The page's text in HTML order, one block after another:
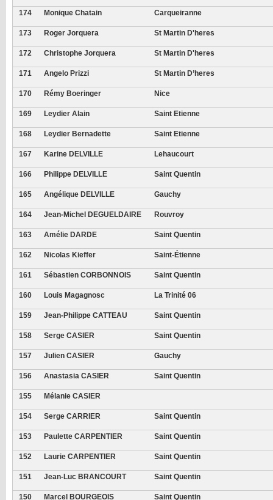
174 Monique Chatain Carqueiranne
173 Roger Jorquera St Martin D'heres
172 Christophe Jorquera St Martin D'heres
171 Angelo Prizzi St Martin D’heres
170 Rémy Boeringer Nice
169 Leydier Alain Saint Etienne
168 Leydier Bernadette Saint Etienne
167 Karine DELVILLE Lehaucourt
166 Philippe DELVILLE Saint Quentin
165 Angélique DELVILLE Gauchy
164 Jean-Michel DEGUELDAIRE Rouvroy
163 Amélie DARDE Saint Quentin
162 Nicolas Kieffer Saint-Étienne
161 Sébastien CORBONNOIS Saint Quentin
160 Louis Magagnosc La Trinité 06
159 Jean-Philippe CATTEAU Saint Quentin
158 Serge CASIER Saint Quentin
157 Julien CASIER Gauchy
156 Anastasia CASIER Saint Quentin
155 Mélanie CASIER
154 Serge CARRIER Saint Quentin
153 Paulette CARPENTIER Saint Quentin
152 Laurie CARPENTIER Saint Quentin
151 Jean-Luc BRANCOURT Saint Quentin
150 Marcel BOURGEOIS Saint Quentin